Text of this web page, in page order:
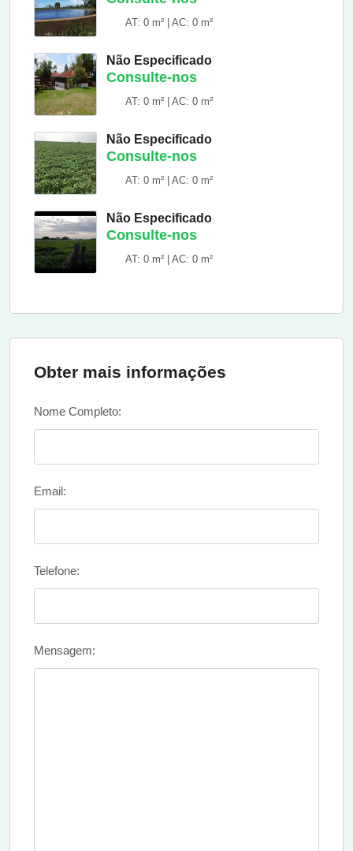
AT: 0 m² | AC: 0 m²
Não Especificado
Consulte-nos
AT: 0 m² | AC: 0 m²
Não Especificado
Consulte-nos
AT: 0 m² | AC: 0 m²
Não Especificado
Consulte-nos
AT: 0 m² | AC: 0 m²
Obter mais informações
Nome Completo:
Email:
Telefone:
Mensagem: